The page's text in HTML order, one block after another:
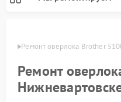
Ремонт оверлока Brother
Ремонт